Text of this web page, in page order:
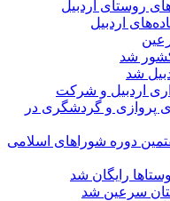
کشور شد
شد
اردبیل و شرکت
پروازی و گردشگری در
دوره شوراهای اسلامی
رایگان شد
سرعین شد